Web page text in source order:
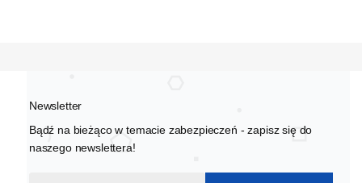
Newsletter
Bądź na bieżąco w temacie zabezpieczeń - zapisz się do
naszego newslettera!